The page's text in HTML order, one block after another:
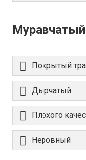
Муравчатый
Покрытый
Дырчатый
Плохого
Неровный